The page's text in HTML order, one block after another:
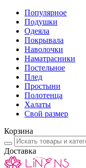
Популярное
Подушки
Одеяла
Покрывала
Наволочки
Наматрасники
Постельное
Плед
Простыни
Полотенца
Халаты
Свой размер
Корзина
Доставка